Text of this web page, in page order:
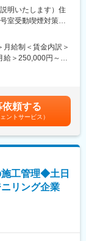
した働き方が可能
環境
境
い働き方を重視す
能
育成を重視。中途
います。
・民間の土木工事
計・点検調査など
ます。
な知識と技術を持
んどが定年まで勤
て施工管理
）と現場を行き来
保できます。家族
。
明いたします）住
室受動喫煙対策：
給制＜賃金内訳＞
給＞250,000円～
年収660万円 ／ 37
者）賃金はあくま
可能性がありま
依頼する
ントサービス）
工管理◆土日
リング企業